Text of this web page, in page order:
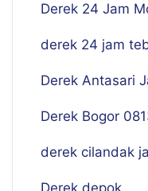
Derek 24 Jam
derek 24 jam
Derek Antasari
Derek Bogor
derek cilandak
Derek depok